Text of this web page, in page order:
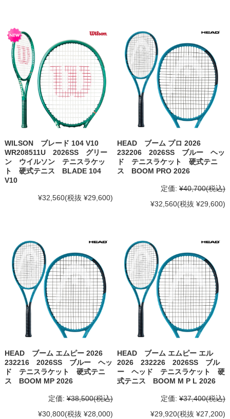
WILSON ブレード 104 V10
WR208511U 2026SS グリー
ン ウイルソン テニスラケッ
ト 硬式テニス BLADE 104
V10
¥32,560(税抜 ¥29,600)
HEAD ブーム プロ 2026
232206 2026SS ブルー ヘッ
ド テニスラケット 硬式テニ
ス BOOM PRO 2026
定価: ¥40,700(税込)
¥32,560(税抜 ¥29,600)
HEAD ブーム エムピー 2026
232216 2026SS ブルー ヘッ
ド テニスラケット 硬式テニ
ス BOOM MP 2026
定価: ¥38,500(税込)
¥30,800(税抜 ¥28,000)
HEAD ブーム エムピー エル
2026 232226 2026SS ブル
ー ヘッド テニスラケット 硬
式テニス BOOM M P L 2026
定価: ¥37,400(税込)
¥29,920(税抜 ¥27,200)